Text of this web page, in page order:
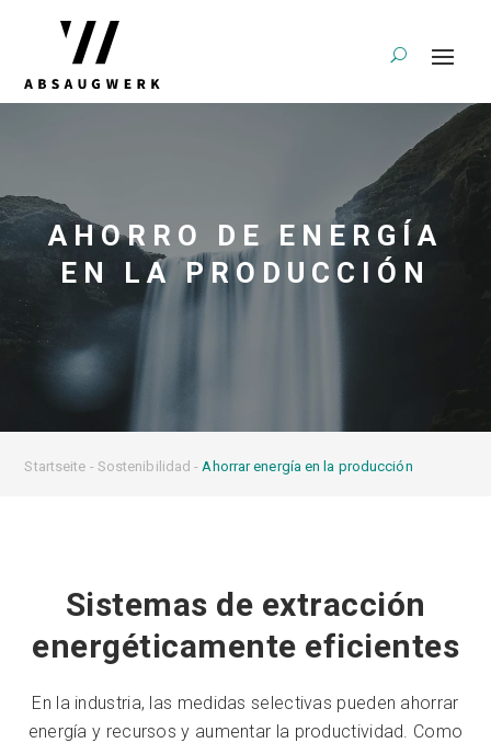
AHORRO DE ENERGÍA
EN LA PRODUCCIÓN
Startseite - Sostenibilidad -Ahorrar energía en la producción
Sistemas de extracción
energéticamente eficientes
En la industria, las medidas selectivas pueden ahorrar
energía y recursos y aumentar la productividad. Como